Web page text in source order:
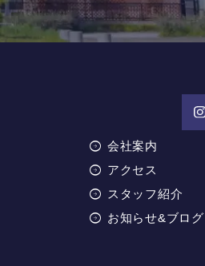
会社案内
アクセス
スタッフ紹介
お知らせ&ブログ